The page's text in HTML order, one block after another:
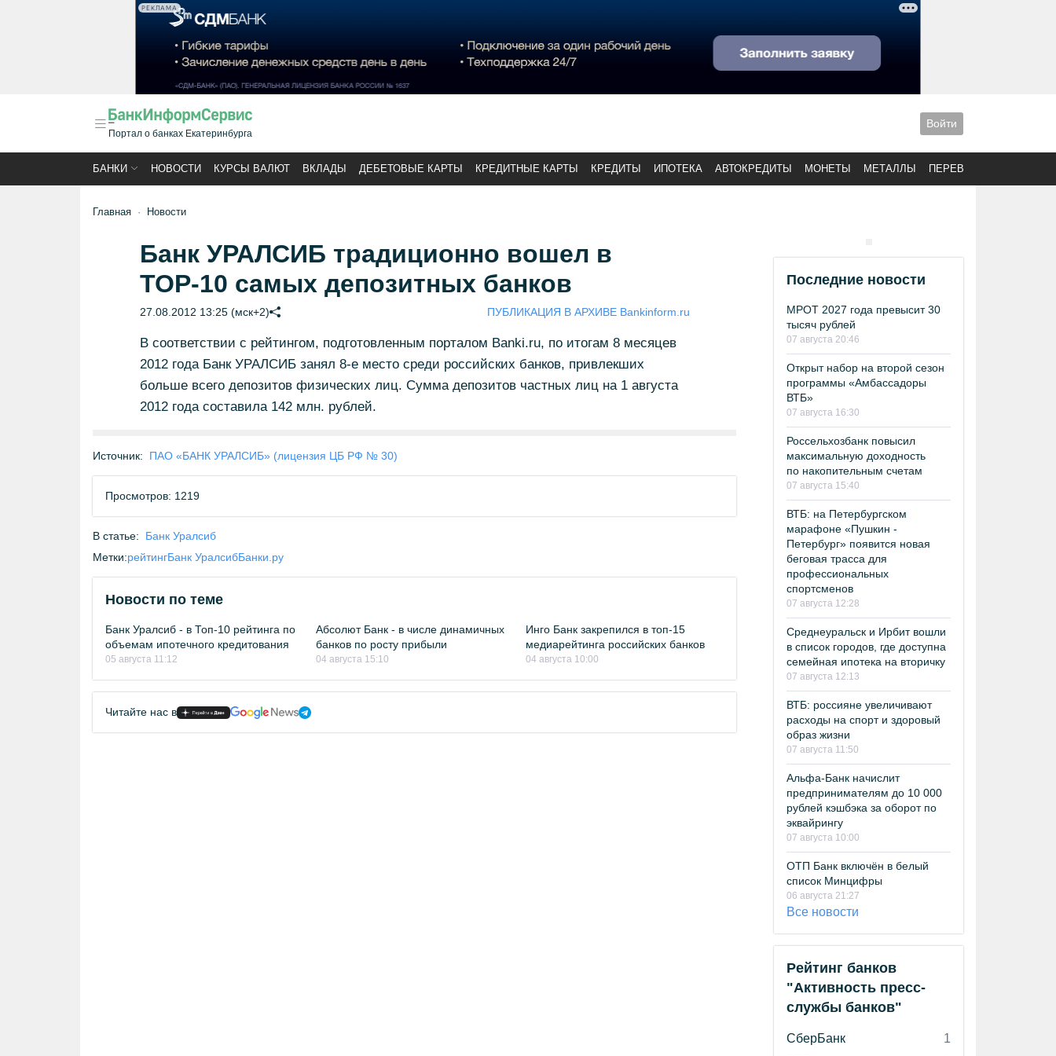
РЕКЛАМА
Портал о банках Екатеринбурга
Войти
БАНКИ НОВОСТИ КУРСЫ ВАЛЮТ ВКЛАДЫ ДЕБЕТОВЫЕ КАРТЫ КРЕДИТНЫЕ КАРТЫ КРЕДИТЫ ИПОТЕКА АВТОКРЕДИТЫ МОНЕТЫ МЕТАЛЛЫ ПЕРЕВОДЫ
Главная Новости
Банк УРАЛСИБ традиционно вошел в
ТОР-10 самых депозитных банков
27.08.2012 13:25 (мск+2) ПУБЛИКАЦИЯ В АРХИВЕ Bankinform.ru
В соответствии с рейтингом, подготовленным порталом Banki.ru, по итогам 8 месяцев
2012 года Банк УРАЛСИБ занял 8-е место среди российских банков, привлекших
больше всего депозитов физических лиц. Сумма депозитов частных лиц на 1 августа
2012 года составила 142 млн. рублей.
Источник: ПАО «БАНК УРАЛСИБ» (лицензия ЦБ РФ № 30)
Просмотров: 1219
В статье:
Банк Уралсиб
Метки:рейтингБанк УралсибБанки.ру
Новости по теме
Банк Уралсиб - в Топ-10 рейтинга по
объемам ипотечного кредитования
05 августа 11:12
Абсолют Банк - в числе динамичных
банков по росту прибыли
04 августа 15:10
Инго Банк закрепился в топ-15
медиарейтинга российских банков
04 августа 10:00
Читайте нас в
Последние новости
МРОТ 2027 года превысит 30
тысяч рублей
07 августа 20:46
Открыт набор на второй сезон
программы «Амбассадоры
ВТБ»
07 августа 16:30
Россельхозбанк повысил
максимальную доходность
по накопительным счетам
07 августа 15:40
ВТБ: на Петербургском
марафоне «Пушкин -
Петербург» появится новая
беговая трасса для
профессиональных
спортсменов
07 августа 12:28
Среднеуральск и Ирбит вошли
в список городов, где доступна
семейная ипотека на вторичку
07 августа 12:13
ВТБ: россияне увеличивают
расходы на спорт и здоровый
образ жизни
07 августа 11:50
Альфа-Банк начислит
предпринимателям до 10 000
рублей кэшбэка за оборот по
эквайрингу
07 августа 10:00
ОТП Банк включён в белый
список Минцифры
06 августа 21:27
Все новости
Рейтинг банков
"Активность пресс-
службы банков"
СберБанк
1